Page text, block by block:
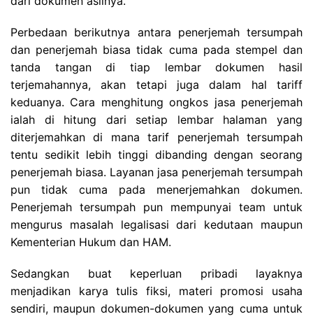
Perbedaan berikutnya antara penerjemah tersumpah
dan penerjemah biasa tidak cuma pada stempel dan
tanda tangan di tiap lembar dokumen hasil
terjemahannya, akan tetapi juga dalam hal tariff
keduanya. Cara menghitung ongkos jasa penerjemah
ialah di hitung dari setiap lembar halaman yang
diterjemahkan di mana tarif penerjemah tersumpah
tentu sedikit lebih tinggi dibanding dengan seorang
penerjemah biasa. Layanan jasa penerjemah tersumpah
pun tidak cuma pada menerjemahkan dokumen.
Penerjemah tersumpah pun mempunyai team untuk
mengurus masalah legalisasi dari kedutaan maupun
Kementerian Hukum dan HAM.
Sedangkan buat keperluan pribadi layaknya
menjadikan karya tulis fiksi, materi promosi usaha
sendiri, maupun dokumen-dokumen yang cuma untuk